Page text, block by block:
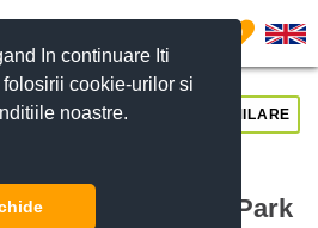
In continuare Iti
cookie-urilor si
noastre.
0
Business Park
SIMILARE